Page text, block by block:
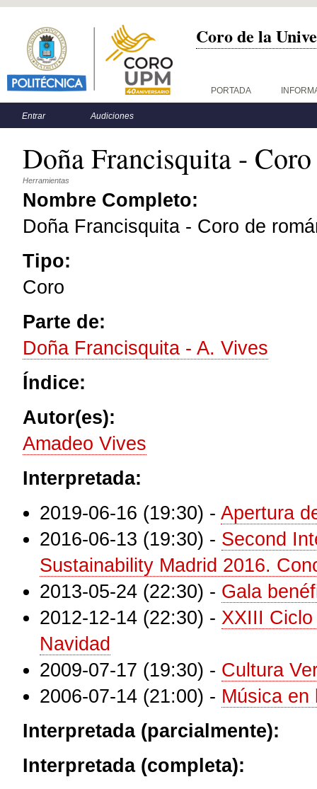
Coro de la
Menú principal PORTADA
Menú secundario
Entrar Audiciones
Doña Francisquita -
Herramientas
Nombre Completo:
Doña Francisquita - Coro de
Tipo:
Coro
Parte de:
Doña Francisquita - A. Vives
Índice:
Autor(es):
Amadeo Vives
Interpretada:
2019-06-16 (19:30) - Apertura
2016-06-13 (19:30) - Second
Sustainability Madrid 2016.
2013-05-24 (22:30) - Gala
2012-12-14 (22:30) - XXIII
Navidad
2009-07-17 (19:30) - Cultura
2006-07-14 (21:00) - Música en
Interpretada (parcialmente):
Interpretada (completa):